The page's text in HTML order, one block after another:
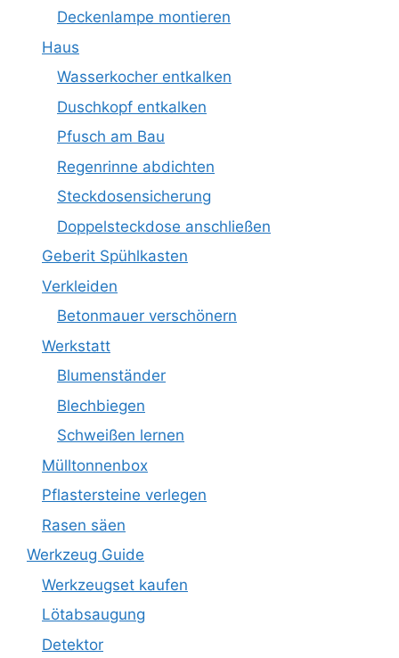
Deckenlampe montieren
Haus
Wasserkocher entkalken
Duschkopf entkalken
Pfusch am Bau
Regenrinne abdichten
Steckdosensicherung
Doppelsteckdose anschließen
Geberit Spühlkasten
Verkleiden
Betonmauer verschönern
Werkstatt
Blumenständer
Blechbiegen
Schweißen lernen
Mülltonnenbox
Pflastersteine verlegen
Rasen säen
Werkzeug Guide
Werkzeugset kaufen
Lötabsaugung
Detektor